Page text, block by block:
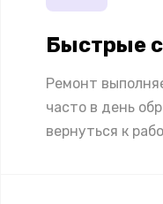
Быстрые
Ремонт
часто в день
вернуться к